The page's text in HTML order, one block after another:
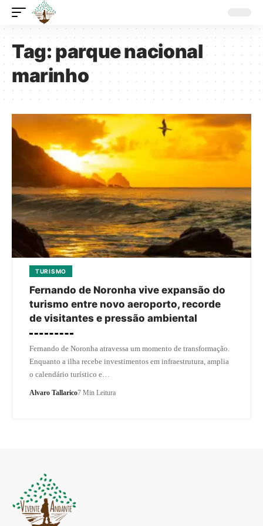
Tag:parque nacional
marinho
TURISMO
Fernando de Noronha vive expansão do
turismo entre novo aeroporto, recorde
de visitantes e pressão ambiental
Fernando de Noronha atravessa um momento de transformação.
Enquanto a ilha recebe investimentos em infraestrutura, amplia
o calendário turístico e…
Alvaro Tallarico7 Min Leitura